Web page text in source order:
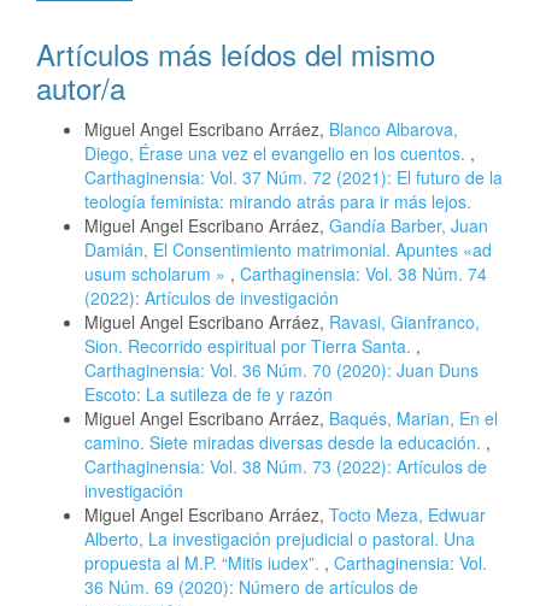
Artículos más leídos del mismo
autor/a
Miguel Angel Escribano Arráez, Blanco Albarova,
Diego, Érase una vez el evangelio en los cuentos. ,
Carthaginensia: Vol. 37 Núm. 72 (2021): El futuro de la
teología feminista: mirando atrás para ir más lejos.
Miguel Angel Escribano Arráez, Gandía Barber, Juan
Damián, El Consentimiento matrimonial. Apuntes «ad
usum scholarum » , Carthaginensia: Vol. 38 Núm. 74
(2022): Artículos de investigación
Miguel Angel Escribano Arráez, Ravasi, Gianfranco,
Sion. Recorrido espiritual por Tierra Santa. ,
Carthaginensia: Vol. 36 Núm. 70 (2020): Juan Duns
Escoto: La sutileza de fe y razón
Miguel Angel Escribano Arráez, Baqués, Marian, En el
camino. Siete miradas diversas desde la educación. ,
Carthaginensia: Vol. 38 Núm. 73 (2022): Artículos de
investigación
Miguel Angel Escribano Arráez, Tocto Meza, Edwuar
Alberto, La investigación prejudicial o pastoral. Una
propuesta al M.P. “Mitis iudex”. , Carthaginensia: Vol.
36 Núm. 69 (2020): Número de artículos de